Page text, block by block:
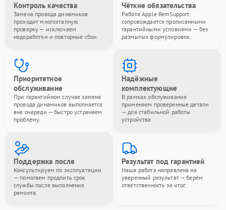
Контроль качества
Замена провода динамиков
проходит многоэтапную
проверку — исключаем
недоработки и повторные сбои.
Чёткие обязательства
Работа Apple RemSupport
сопровождается прописанными
гарантийными условиями — без
размытых формулировок.
Приоритетное
обслуживание
При гарантийном случае замена
провода динамиков выполняется
вне очереди — быстро устраняем
проблему.
Надёжные
комплектующие
В рамках обслуживания
применяем проверенные детали
— для стабильной работы
устройства.
Поддержка после
Консультируем по эксплуатации
— помогаем продлить срок
службы после выполнения
ремонта.
Результат под гарантией
Наша работа направлена на
уверенный результат — берём
ответственность за итог.